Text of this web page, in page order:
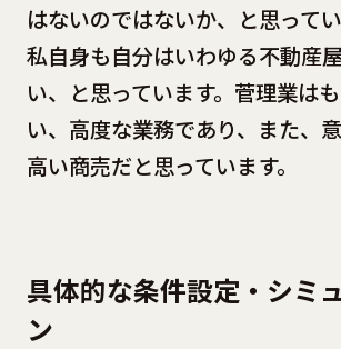
はないのではないか、と思ってい
私自身も自分はいわゆる不動産
い、と思っています。菅理業は
い、高度な業務であり、また、
高い商売だと思っています。
具体的な条件設定・シミ
ン